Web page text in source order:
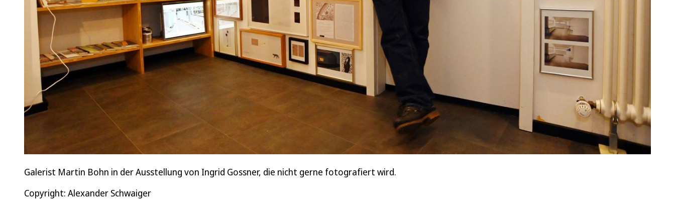
Galerist Martin Bohn in der Ausstellung von Ingrid Gossner, die nicht gerne fotografiert wird.
Copyright: Alexander Schwaiger